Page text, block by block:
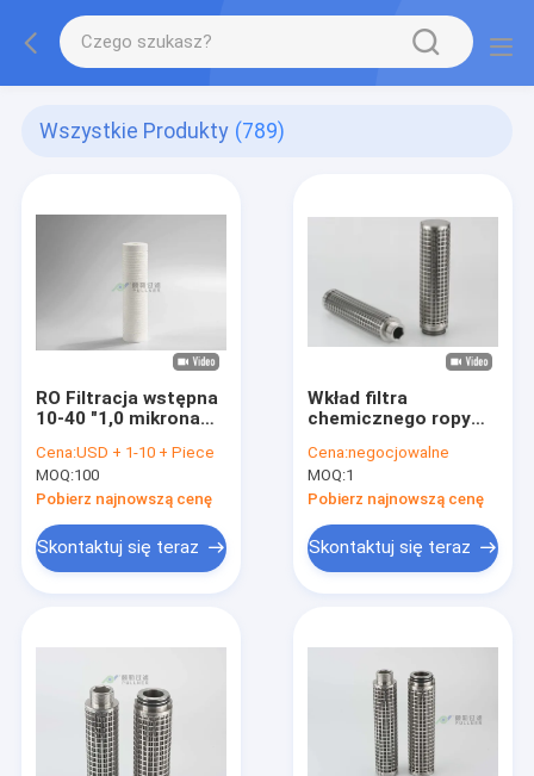
Wszystkie Produkty (789)
RO Filtracja wstępna
10-40 "1,0 mikrona
polipropylenu Wkład
filtra z
rozdmuchiwanego
tworzywa PP
Cena:USD + 1-10 + Piece
MOQ:100
Pobierz najnowszą cenę
Skontaktuj się teraz
Wkład filtra
chemicznego ropy
nierdzewnej 316L do
wody z pól
naftowych
Cena:negocjowalne
MOQ:1
Pobierz najnowszą cenę
Skontaktuj się teraz